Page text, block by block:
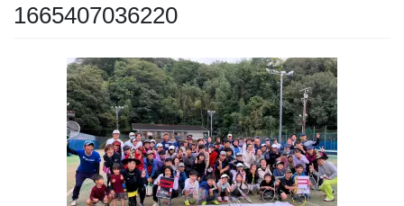
1665407036220